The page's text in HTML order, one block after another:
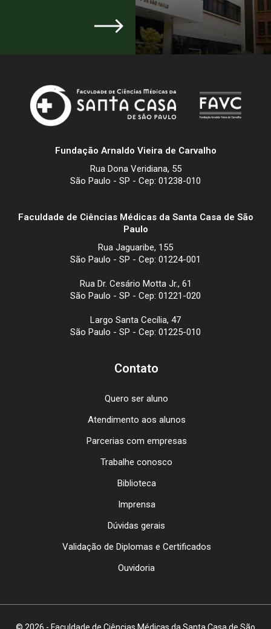
Fundação Arnaldo Vieira de Carvalho
Rua Dona Veridiana, 55
São Paulo - SP - Cep: 01238-010
Faculdade de Ciências Médicas da Santa Casa de São
Paulo
Rua Jaguaribe, 155
São Paulo - SP - Cep: 01224-001
Rua Dr. Cesário Motta Jr., 61
São Paulo - SP - Cep: 01221-020
Largo Santa Cecília, 47
São Paulo - SP - Cep: 01225-010
Contato
Quero ser aluno
Atendimento aos alunos
Parcerias com empresas
Trabalhe conosco
Biblioteca
Imprensa
Dúvidas gerais
Validação de Diplomas e Certificados
Ouvidoria